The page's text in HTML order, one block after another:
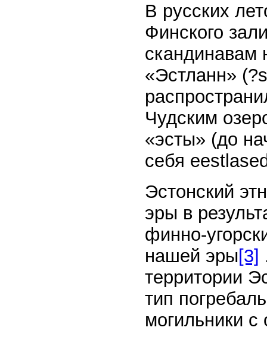
В русских
Финского
скандинавам
«Эстланн»
Чудским
«эсты» (до
себя
Эстонский
эры в
финно-
нашей эры[3]
территории
тип
могильники с